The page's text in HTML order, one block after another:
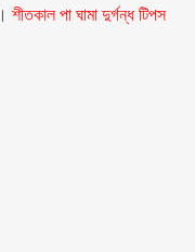
শীতকাল পা ঘামা দুর্গন্ধ টিপস